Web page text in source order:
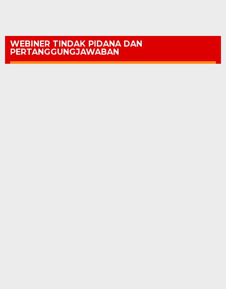
WEBINER TINDAK PIDANA DAN
PERTANGGUNGJAWABAN